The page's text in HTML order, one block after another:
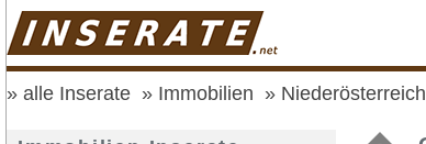
alle Inserate Immobilien Niederösterreich